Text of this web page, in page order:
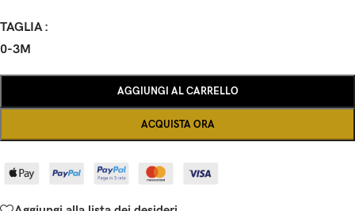
TAGLIA
0-3M
AGGIUNGI AL CARRELLO
ACQUISTA ORA